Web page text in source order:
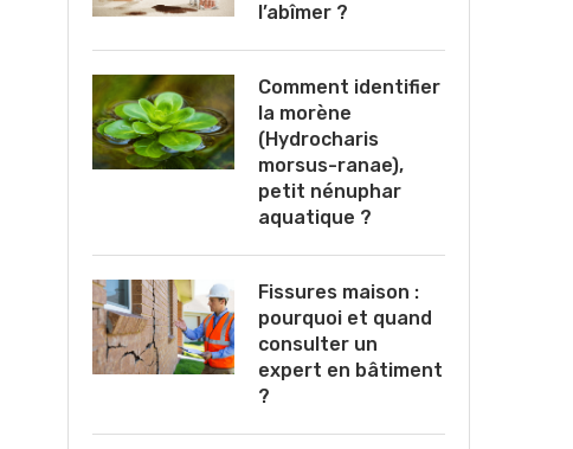
l’abîmer ?
Comment identifier
la morène
(Hydrocharis
morsus-ranae),
petit nénuphar
aquatique ?
Fissures maison :
pourquoi et quand
consulter un
expert en bâtiment
?